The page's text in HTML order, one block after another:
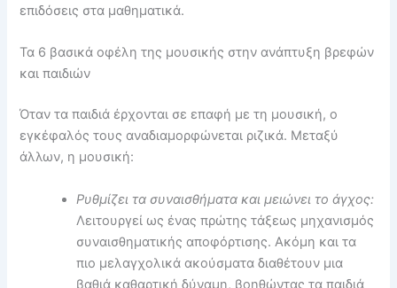
επιδόσεις στα μαθηματικά.
Τα 6 βασικά οφέλη της μουσικής στην ανάπτυξη βρεφών
και παιδιών
Όταν τα παιδιά έρχονται σε επαφή με τη μουσική, ο
εγκέφαλός τους αναδιαμορφώνεται ριζικά. Μεταξύ
άλλων, η μουσική:
Ρυθμίζει τα συναισθήματα και μειώνει το άγχος:
Λειτουργεί ως ένας πρώτης τάξεως μηχανισμός
συναισθηματικής αποφόρτισης. Ακόμη και τα
πιο μελαγχολικά ακούσματα διαθέτουν μια
βαθιά καθαρτική δύναμη, βοηθώντας τα παιδιά